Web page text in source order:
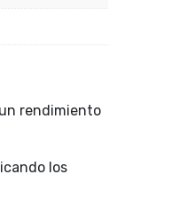
rendimiento
los